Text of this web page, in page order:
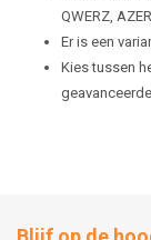
QWERZ,
Er is een
Kies tussen